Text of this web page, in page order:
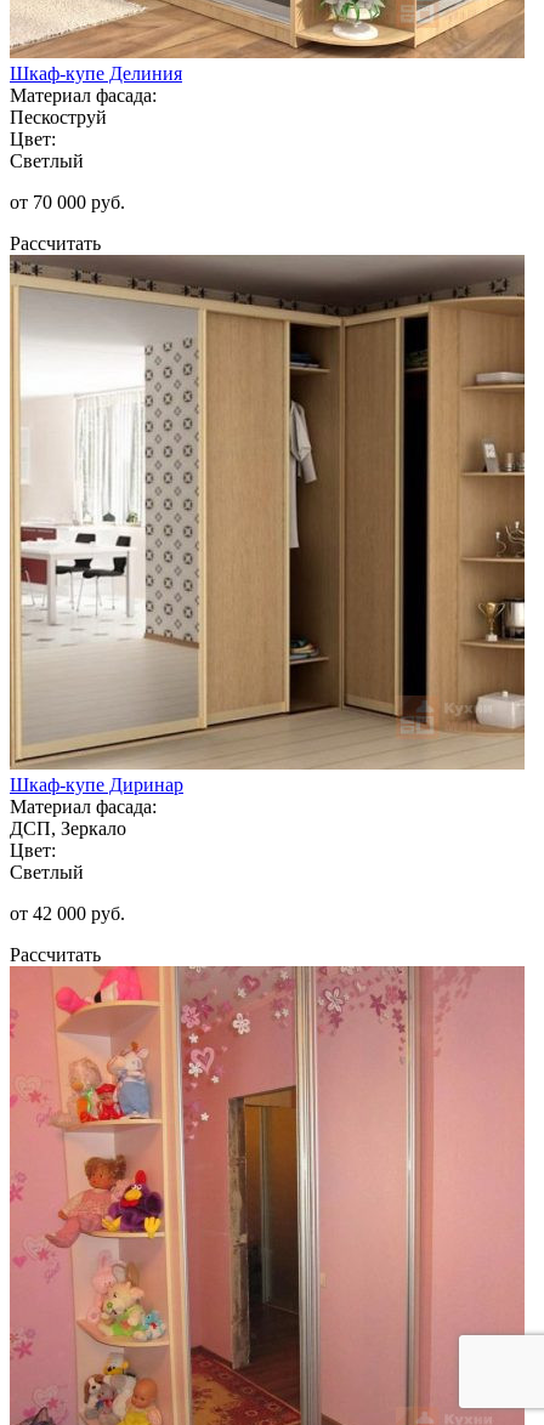
Шкаф-купе Делиния
Материал фасада:
Пескоструй
Цвет:
Светлый
от 70 000 руб.
Рассчитать
Шкаф-купе Диринар
Материал фасада:
ДСП, Зеркало
Цвет:
Светлый
от 42 000 руб.
Рассчитать